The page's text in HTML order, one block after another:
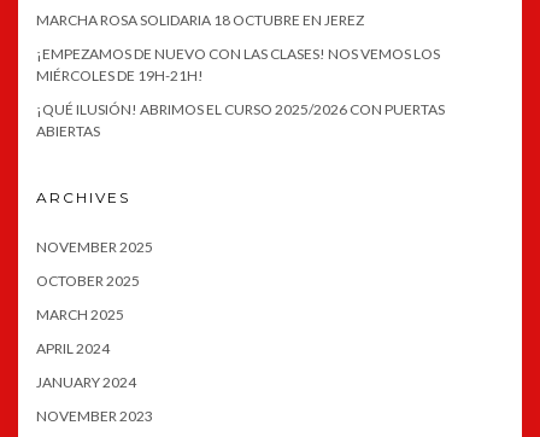
MARCHA ROSA SOLIDARIA 18 OCTUBRE EN JEREZ
¡EMPEZAMOS DE NUEVO CON LAS CLASES! NOS VEMOS LOS
MIÉRCOLES DE 19H-21H!
¡QUÉ ILUSIÓN! ABRIMOS EL CURSO 2025/2026 CON PUERTAS
ABIERTAS
ARCHIVES
NOVEMBER 2025
OCTOBER 2025
MARCH 2025
APRIL 2024
JANUARY 2024
NOVEMBER 2023